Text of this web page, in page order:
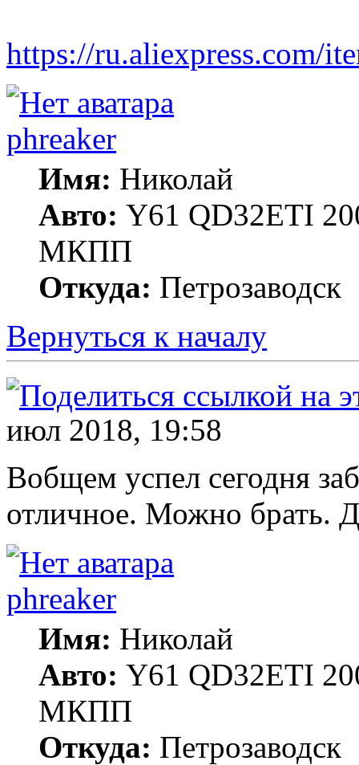
https://ru.aliexpress.com/
phreaker
Имя: Николай
Авто: Y61 QD32ETI
МКПП
Откуда: Петрозаводск
Вернуться к началу
июл 2018, 19:58
Вобщем успел сегодня
отличное. Можно брать.
phreaker
Имя: Николай
Авто: Y61 QD32ETI
МКПП
Откуда: Петрозаводск